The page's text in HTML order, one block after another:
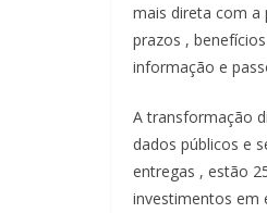
mais direta com a
prazos , benefícios
informação e
Atransformação
dados públicos e
entregas , estão
investimentos em